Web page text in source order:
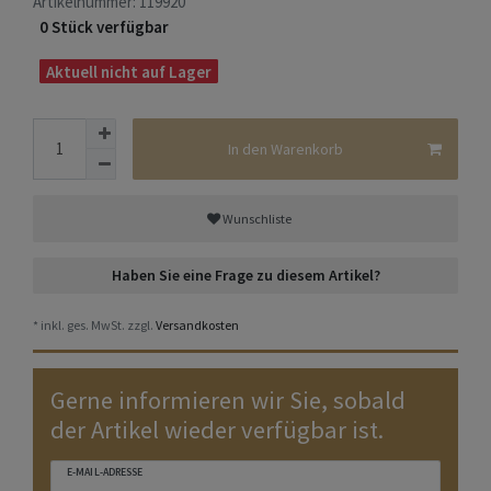
0 Stück verfügbar
Aktuell nicht auf Lager
In den Warenkorb
Wunschliste
Haben Sie eine Frage zu diesem Artikel?
* inkl. ges. MwSt. zzgl. Versandkosten
Gerne informieren wir Sie, sobald
der Artikel wieder verfügbar ist.
E-MAIL-ADRESSE